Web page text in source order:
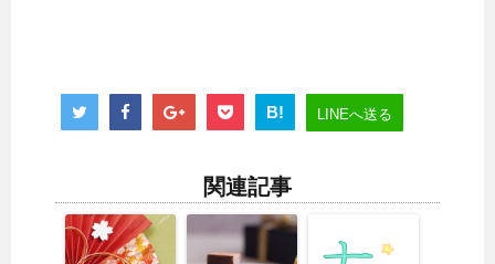
B! LINEへ送る
関連記事